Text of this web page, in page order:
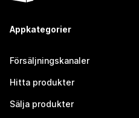
Appkategorier
Försäljningskanaler
Hitta produkter
Sälja produkter